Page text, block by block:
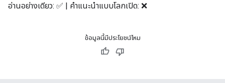
อ่านอย่างเดียว: ✅ | คำแนะนำแบบโลกเปิด: ❌
ข้อมูลนี้มีประโยชน์ไหม